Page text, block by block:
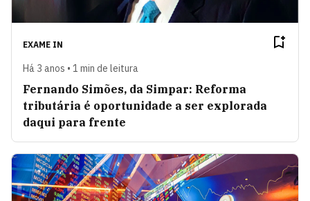
EXAME IN
Há 3 anos • 1 min de leitura
Fernando Simões, da Simpar: Reforma
tributária é oportunidade a ser explorada
daqui para frente